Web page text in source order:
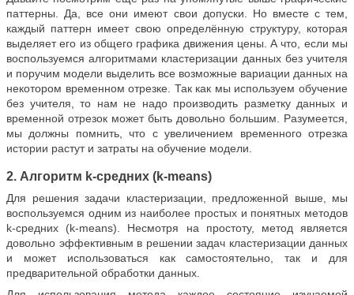
паттерны. Да, все они имеют свои допуски. Но вместе с тем,
каждый паттерн имеет свою определённую структуру, которая
выделяет его из общего графика движения цены. А что, если мы
воспользуемся алгоритмами кластеризации данных без учителя
и поручим модели выделить все возможные вариации данных на
некотором временном отрезке. Так как мы используем обучение
без учителя, то нам не надо производить разметку данных и
временной отрезок может быть довольно большим. Разумеется,
мы должны помнить, что с увеличением временного отрезка
истории растут и затраты на обучение модели.
2. Алгоритм k-средних (k-means)
Для решения задачи кластеризации, предложенной выше, мы
воспользуемся одним из наиболее простых и понятных методов
k-средних (k-means). Несмотря на простоту, метод является
довольно эффективным в решении задач кластеризации данных
и может использоваться как самостоятельно, так и для
предварительной обработки данных.